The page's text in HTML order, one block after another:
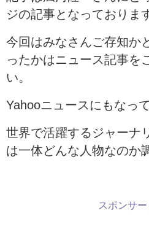
ジの記事となっておりま
今回はみなさんご存知か
ったかはニュース記事を
い。
Yahooニュースにもなっ
世界で活躍するジャーナ
は一体どんな人物なのか
スポンサー